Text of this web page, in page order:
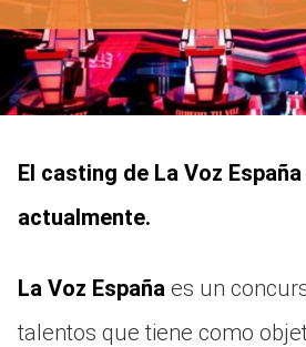
El casting de La Voz
actualmente.
La Voz España es un
talentos que tiene como